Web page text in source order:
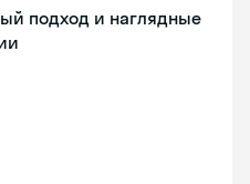
подход и наглядные